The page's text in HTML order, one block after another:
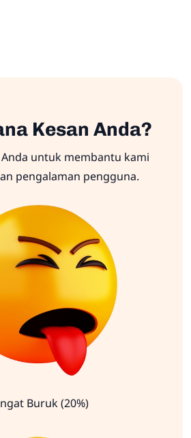
Kesan Anda?
untuk membantu kami
pengalaman pengguna.
Buruk (20%)